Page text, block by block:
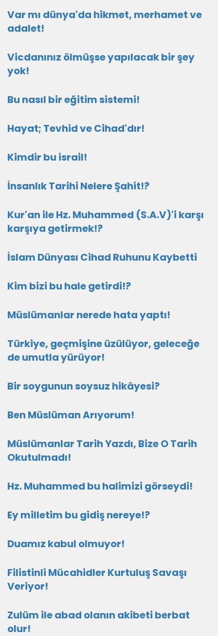
Var mı dünya'da hikmet, merhamet ve
adalet!
Vicdanınız ölmüşse yapılacak bir şey
yok!
Bu nasıl bir eğitim sistemi!
Hayat; Tevhid ve Cihad'dır!
Kimdir bu israil!
İnsanlık Tarihi Nelere Şahit!?
Kur'an ile Hz. Muhammed (S.A.V)'i karşı
karşıya getirmek!?
İslam Dünyası Cihad Ruhunu Kaybetti
Kim bizi bu hale getirdi!?
Müslümanlar nerede hata yaptı!
Türkiye, geçmişine üzülüyor, geleceğe
de umutla yürüyor!
Bir soygunun soysuz hikâyesi?
Ben Müslüman Arıyorum!
Müslümanlar Tarih Yazdı, Bize O Tarih
Okutulmadı!
Hz. Muhammed bu halimizi görseydi!
Ey milletim bu gidiş nereye!?
Duamız kabul olmuyor!
Filistinli Mücahidler Kurtuluş Savaşı
Veriyor!
Zulüm ile abad olanın akibeti berbat
olur!